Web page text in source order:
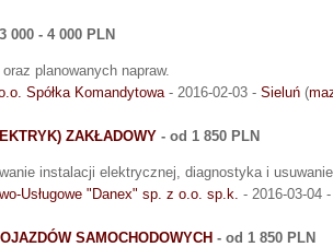
000 - 4 000 PLN
planowanych napraw.
Spółka Komandytowa - 2016-02-03 - Sieluń (
ZAKŁADOWY - od 1 850 PLN
instalacji elektrycznej, diagnostyka i
Usługowe "Danex" sp. z o.o. sp.k. - 2016-03-04
SAMOCHODOWYCH - od 1 850 PLN